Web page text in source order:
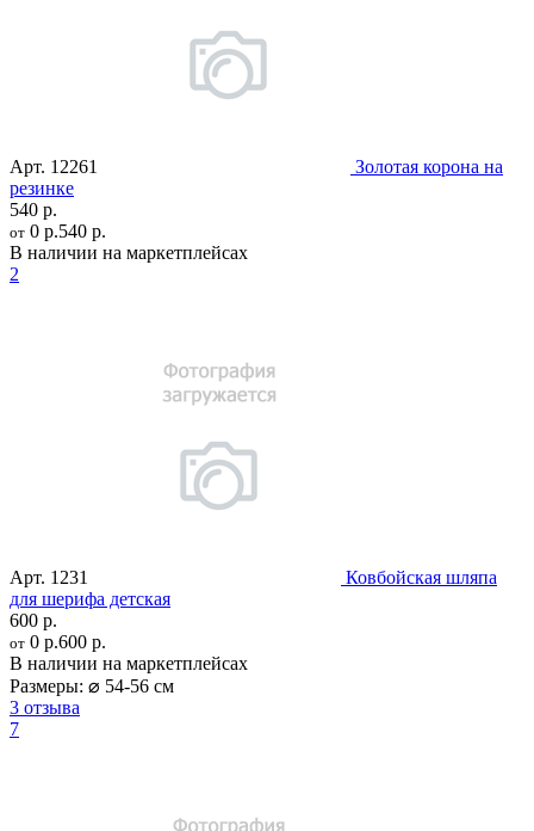
Арт. 12261
Золотая корона на
резинке
540 р.
от 0 р.540 р.
В наличии на маркетплейсах
2
Арт. 1231
Ковбойская шляпа
для шерифа детская
600 р.
от 0 р.600 р.
В наличии на маркетплейсах
Размеры: ⌀ 54-56 см
3 отзыва
7